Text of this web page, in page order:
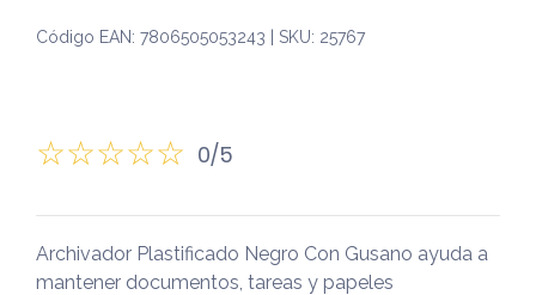
Código EAN: 7806505053243 | SKU: 25767
0/5
Archivador Plastificado Negro Con Gusano ayuda a
mantener documentos, tareas y papeles